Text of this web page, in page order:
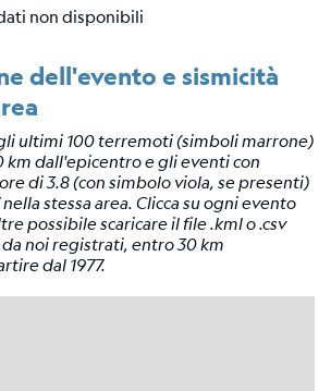
non disponibili
dell'evento e sismicità
ultimi 100 terremoti (simboli marrone)
km dall'epicentro e gli eventi con
di 3.8 (con simbolo viola, se presenti)
stessa area. Clicca su ogni evento
possibile scaricare il file .kml o .csv
noi registrati, entro 30 km
dal 1977.